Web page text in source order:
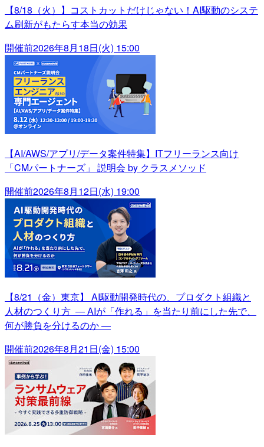
【8/18（火）】コストカットだけじゃない！AI駆動のシステ
ム刷新がもたらす本当の効果
開催前2026年8月18日(火) 15:00
【AI/AWS/アプリ/データ案件特集】ITフリーランス向け
「CMパートナーズ」 説明会 by クラスメソッド
開催前2026年8月12日(水) 19:00
【8/21（金）東京】 AI駆動開発時代の、プロダクト組織と
人材のつくり方 ― AIが「作れる」を当たり前にした先で、
何が勝負を分けるのか ―
開催前2026年8月21日(金) 15:00